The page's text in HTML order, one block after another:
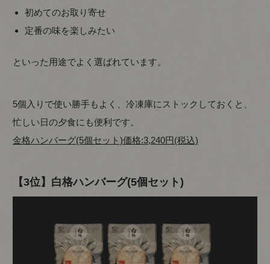
初めてのお取り寄せ
定番の味を楽しみたい
といった用途でよく選ばれています。
5個入りで使い勝手もよく、冷凍庫にストックしておくと、
忙しい日の夕食にも便利です。
金格ハンバーグ(5個セット)価格:3,240円(税込)
【3位】白格ハンバーグ(5個セット)